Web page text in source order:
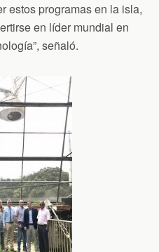
estos programas en la isla,
en líder mundial en
señaló.